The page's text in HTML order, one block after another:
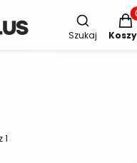
Otwórz
Szukaj
z 1